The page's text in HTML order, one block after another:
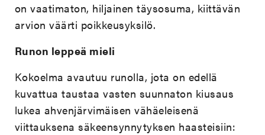
on vaatimaton, hiljainen täysosuma, kiittävän
arvion väärti poikkeusyksilö.
Runon leppeä mieli
Kokoelma avautuu runolla, jota on edellä
kuvattua taustaa vasten suunnaton kiusaus
lukea ahvenjärvimäisen vähäeleisenä
viittauksena säkeensynnytyksen haasteisiin: